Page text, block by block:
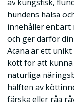
av kungsfisk,
hundens hälsa
innehåller
och ger därför
Acana är ett unikt
kött för att kunna
naturliga
hälften av
färska eller råa